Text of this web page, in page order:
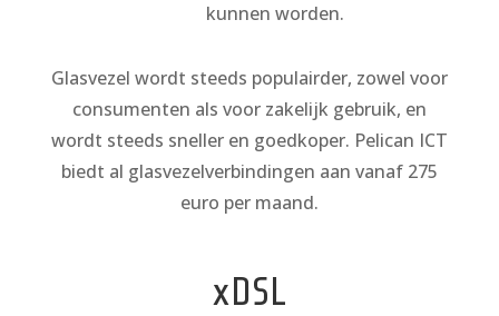
kunnen worden.
Glasvezel wordt steeds populairder, zowel voor
consumenten als voor zakelijk gebruik, en
wordt steeds sneller en goedkoper. Pelican ICT
biedt al glasvezelverbindingen aan vanaf 275
euro per maand.
xDSL